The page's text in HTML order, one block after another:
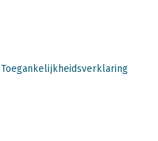
Toegankelijkheidsverklaring